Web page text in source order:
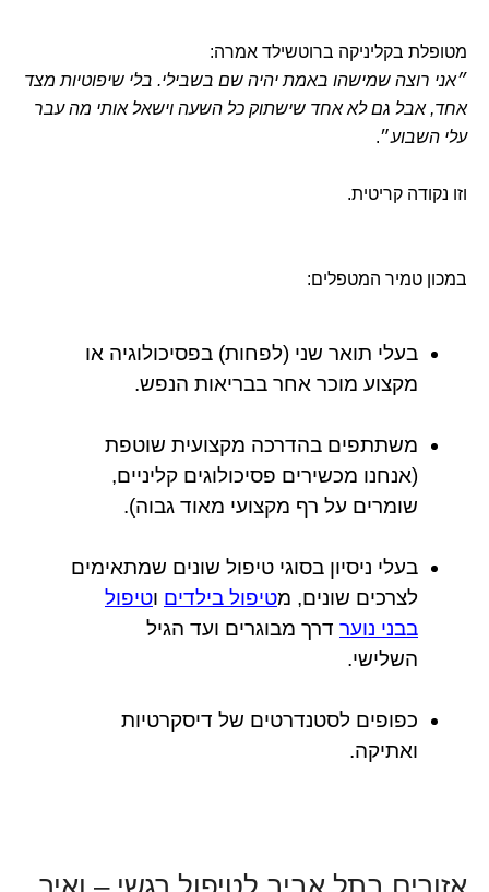
מטופלת בקליניקה ברוטשילד אמרה:
״אני רוצה שמישהו באמת יהיה שם בשבילי. בלי שיפוטיות מצד
אחד, אבל גם לא אחד שישתוק כל השעה וישאל אותי מה עבר
עלי השבוע״.
וזו נקודה קריטית.
במכון טמיר המטפלים:
בעלי תואר שני (לפחות) בפסיכולוגיה או
מקצוע מוכר אחר בבריאות הנפש.
משתתפים בהדרכה מקצועית שוטפת
(אנחנו מכשירים פסיכולוגים קליניים,
שומרים על רף מקצועי מאוד גבוה).
בעלי ניסיון בסוגי טיפול שונים שמתאימים
לצרכים שונים, מטיפול בילדים וטיפול
בבני נוער דרך מבוגרים ועד הגיל
השלישי.
כפופים לסטנדרטים של דיסקרטיות
ואתיקה.